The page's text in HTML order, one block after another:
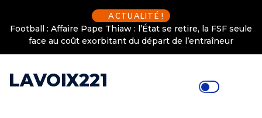
ACTUALITÉ !
Football : Affaire Pape Thiaw : l’État se retire, la FSF seule
face au coût exorbitant du départ de l’entraîneur
LAVOIX221